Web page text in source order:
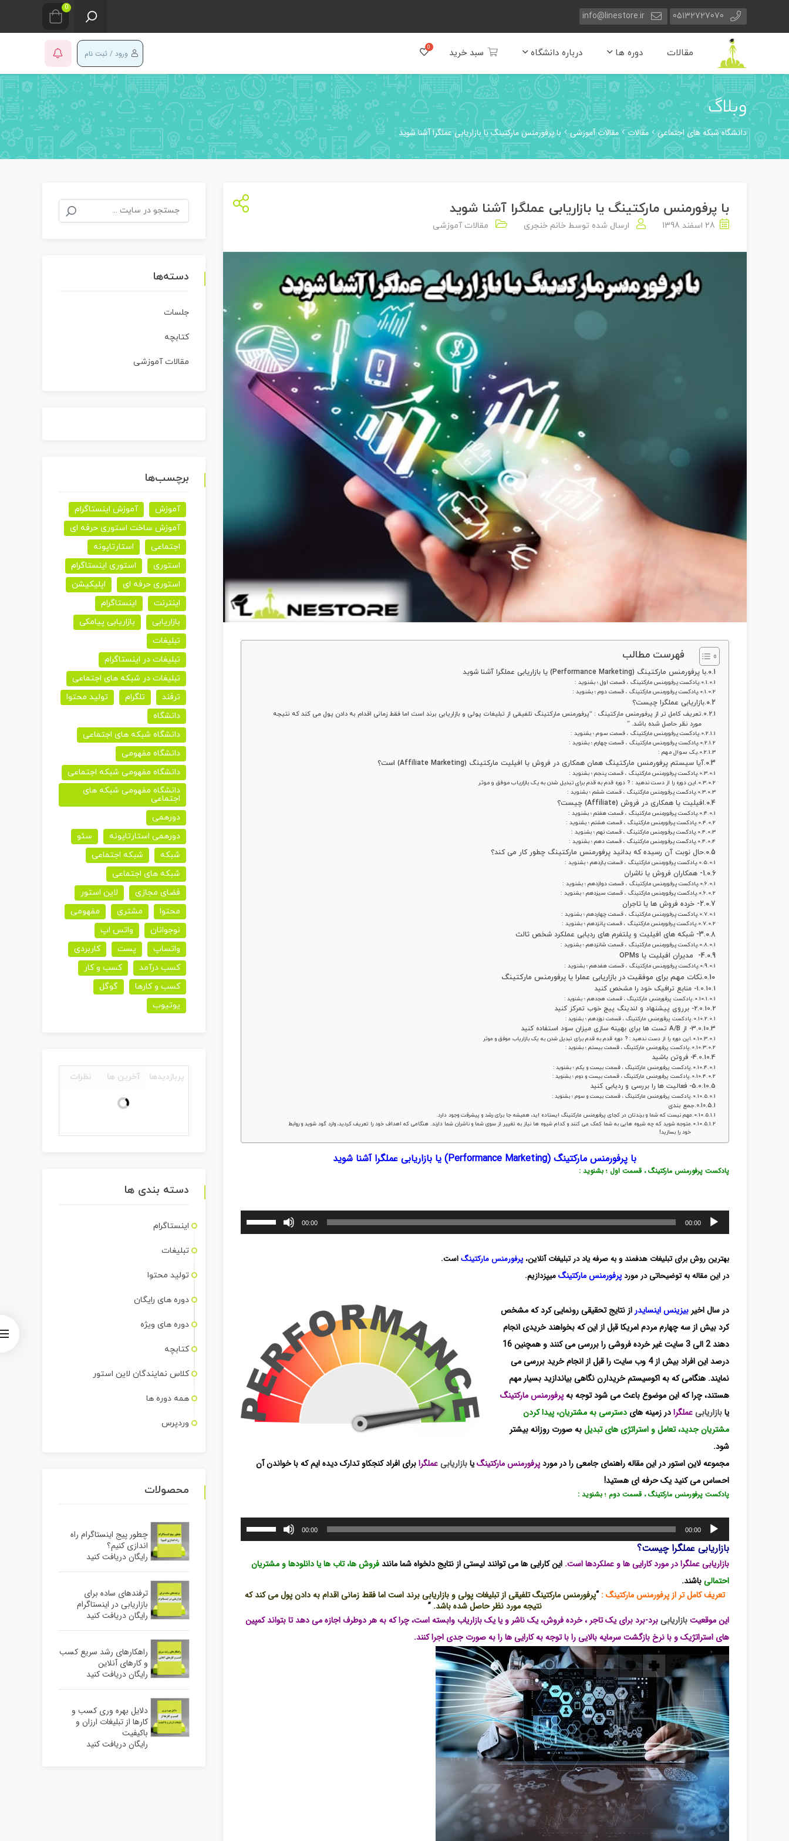
05132727070
info@linestore.ir
0
مقالات دوره ها درباره دانشگاه سبد خرید ورود / ثبت نام
وبلاگ
دانشگاه شبکه های اجتماعی مقالات مقالات آموزشی با پرفورمنس مارکتینگ یا بازاریابی عملگرا آشنا شوید
با پرفورمنس مارکتینگ یا بازاریابی عملگرا آشنا شوید
28 اسفند 1398 ارسال شده توسط خانم خنجری مقالات آموزشی
فهرست مطالب
با پرفورمنس مارکتینگ (Performance Marketing) یا بازاریابی عملگرا آشنا شوید
پادکست پرفورمنس مارکتینگ ، قسمت اول ؛ بشنوید :
پادکست پرفورمنس مارکتینگ ، قسمت دوم ؛ بشنوید :
بازاریابی عملگرا چیست؟
تعریف کامل تر از پرفورمنس مارکتینگ : “پرفورمنس مارکتینگ تلفیقی از تبلیغات پولی و بازاریابی برند است اما فقط زمانی اقدام به دادن پول می کند که نتیجه
مورد نظر حاصل شده باشد. ”
پادکست پرفورمنس مارکتینگ ، قسمت سوم ؛ بشنوید :
پادکست پرفورمنس مارکتینگ ، قسمت چهارم ؛ بشنوید :
یک سوال مهم :
آیا سیستم پرفورمنس مارکتینگ همان همکاری در فروش یا افیلیت مارکتینگ (Affiliate Marketing) است؟
پادکست پرفورمنس مارکتینگ ، قسمت پنجم ؛ بشنوید :
این دوره را از دست ندهید : ? دوره قدم به قدم برای تبدیل شدن به یک بازاریاب موفق و موثر
پادکست پرفورمنس مارکتینگ ، قسمت ششم ؛ بشنوید :
افیلیت یا همکاری در فروش (Affiliate) چیست؟
پادکست پرفورمنس مارکتینگ ، قسمت هفتم ؛ بشنوید :
پادکست پرفورمنس مارکتینگ ، قسمت هشتم ؛ بشنوید :
پادکست پرفورمنس مارکتینگ ، قسمت نهم ؛ بشنوید :
پادکست پرفورمنس مارکتینگ ، قسمت دهم ؛ بشنوید :
حال نوبت آن رسیده که بدانید پرفورمنس مارکتینگ چطور کار می کند؟
پادکست پرفورمنس مارکتینگ ، قسمت یازدهم ؛ بشنوید :
1- همکاران فروش یا ناشران
پادکست پرفورمنس مارکتینگ ، قسمت دوازدهم ؛ بشنوید :
پادکست پرفورمنس مارکتینگ ، قسمت سیزدهم ؛ بشنوید :
2- خرده فروش ها یا تاجران
پادکست پرفورمنس مارکتینگ ، قسمت چهاردهم ؛ بشنوید :
پادکست پرفورمنس مارکتینگ ، قسمت پانزدهم ؛ بشنوید :
3- شبکه های افیلیت و پلتفرم های ردیابی عملکرد شخص ثالث
پادکست پرفورمنس مارکتینگ ، قسمت شانزدهم ؛ بشنوید :
4- مدیران افیلیت یا OPMs
پادکست پرفورمنس مارکتینگ ، قسمت هفدهم ؛ بشنوید :
نکات مهم برای موفقیت در بازاریابی عملرا یا پرفورمنس مارکتینگ
1- منابع ترافیک خود را مشخص کنید
پادکست پرفورمنس مارکتینگ ، قسمت هجدهم ؛ بشنوید :
2- برروی پیشنهاد و لندینگ پیج خوب تمرکز کنید
پادکست پرفورمنس مارکتینگ ، قسمت نوزدهم ؛ بشنوید :
3- از A/B تست ها برای بهینه سازی میزان سود استفاده کنید
این دوره را از دست ندهید : ? دوره قدم به قدم برای تبدیل شدن به یک بازاریاب موفق و موثر
پادکست پرفورمنس مارکتینگ ، قسمت بیستم ؛ بشنوید :
4- فروتن باشید
پادکست پرفورمنس مارکتینگ ، قسمت بیست و یکم ؛ بشنوید :
پادکست پرفورمنس مارکتینگ ، قسمت بیست و دوم ؛ بشنوید :
5- فعالیت ها را بررسی و ردیابی کنید
پادکست پرفورمنس مارکتینگ ، قسمت بیست و سوم ؛ بشنوید :
جمع بندی
مهم نیست که شما و برندتان در کجای پرفورمنس مارکتینگ ایستاده اید، همیشه جا برای رشد و پیشرفت وجود دارد.
متوجه شوید که چه شیوه هایی به شما کمک می کنند و کدام شیوه ها نیاز به تغییر از سوی شما و ناشران شما دارند. هنگامی که اهداف خود را تعریف کردید، وارد گود شوید و روابط
خود را بسازید!
با پرفورمنس مارکتینگ (Performance Marketing) یا بازاریابی عملگرا آشنا شوید
پادکست پرفورمنس مارکتینگ ، قسمت اول ؛ بشنوید :
پخش‌کننده
صوت
00:00
00:00
برای
افزایش
کنید.
بهترین روش برای تبلیغات هدفمند و به صرفه یاد در تبلیغات آنلاین، پرفورمنس مارکتینگاست.
در این مقاله به توضیحاتی در موردپرفورمنس مارکتینگمیپزدازیم.
در سال اخیر بیزینس اینسایدر از نتایج تحقیقی رونمایی کرد که مشخص
کرد بیش از سه چهارم مردم امریکا قبل از این که بخواهند خریدی انجام
دهند 2 الی 3 سایت غیر خرده فروشی را بررسی می کنند و همچنین 16
درصد این افراد بیش از 4 وب سایت را قبل از انجام خرید بررسی می
نمایند. هنگامی که به اکوسیستم خریدارن نگاهی بیاندازید بسیار مهم
هستند، چرا که این موضوع باعث می شود توجه بهپرفورمنس مارکتینگ
یابازاریابیعملگرادر زمینه های دسترسی به مشتریان، پیدا کردن
مشتریان جدید، تعامل و استراتژی های تبدیلبه صورت روزانه بیشتر
شود.
مجموعه لاین استور در این مقاله راهنمای جامعی را در موردپرفورمنس مارکتینگیابازاریابیعملگرابرای افراد کنجکاو تدارک دیده ایم که با خواندن آن
احساس می کنید یک حرفه ای هستید!
پادکست پرفورمنس مارکتینگ ، قسمت دوم ؛ بشنوید :
پخش‌کننده
صوت
00:00
00:00
برای
افزایش
کلیدهای
بازاریابی عملگرا چیست؟
بازاریابی عملگرا در مورد کارایی ها و عملکردها است. این کارایی ها می توانند لیستی از نتایج دلخواه شما مانندفروش ها، تاب ها یا دانلودها و مشتریان
احتمالیباشند.
تعریف کامل تر از پرفورمنس مارکتینگ :“پرفورمنس مارکتینگ تلفیقی از تبلیغات پولی و بازاریابی برند است اما فقط زمانی اقدام به دادن پول می کند که
نتیجه مورد نظر حاصل شده باشد. ”
این موقعیتبازاریابیبرد-برد برای یک تاجر ، خرده فروش، یک ناشر و یا یک بازاریاب وابسته است، چرا که به هر دوطرف اجازه می دهد تا بتواند کمپین
های استراتژیک و با نرخ بازگشت سرمایه بالایی را با توجه به کارایی ها را به صورت جدی اجرا کنند.
جستجو
برای:
دسته‌ها
جلسات
کتابچه
مقالات آموزشی
برچسب‌ها
آموزش
آموزش اینستاگرام
آموزش ساخت استوری حرفه ای
اجتماعی
استارتاپونه
استوری
استوری اینستاگرام
استوری حرفه ای
اپلیکیشن
اینترنت
اینستاگرام
بازاریابی
بازاریابی پیامکی
تبلیغات
تبلیغات در اینستاگرام
تبلیغات در شبکه های اجتماعی
ترفند
تلگرام
تولید محتوا
دانشگاه
دانشگاه شبکه های اجتماعی
دانشگاه مفهومی
دانشگاه مفهومی شبکه اجتماعی
دانشگاه مفهومی شبکه های
اجتماعی
دورهمی
دورهمی استارتاپونه
سئو
شبکه
شبکه اجتماعی
شبکه های اجتماعی
فضای مجازی
لاین استور
محتوا
مشتری
مفهومی
نوجوانان
واتس اپ
واتساپ
پست
کاربردی
کسب درآمد
کسب و کار
کسب و کارها
گوگل
یوتیوب
پربازدیدها آخرین ها نظرات
دسته بندی ها
اینستاگرام
تبلیغات
تولید محتوا
دوره های رایگان
دوره های ویژه
کتابچه
کلاس نمایندگان لاین استور
همه دوره ها
وردپرس
محصولات
چطور پیج اینستاگرام راه
اندازی کنیم؟
رایگان دریافت کنید
ترفندهای ساده برای
بازاریابی در اینستاگرام
رایگان دریافت کنید
راهکارهای رشد سریع کسب
و کارهای آنلاین
رایگان دریافت کنید
دلایل بهره وری کسب و
کارها از تبلیغات ارزان و
باکیفیت
رایگان دریافت کنید